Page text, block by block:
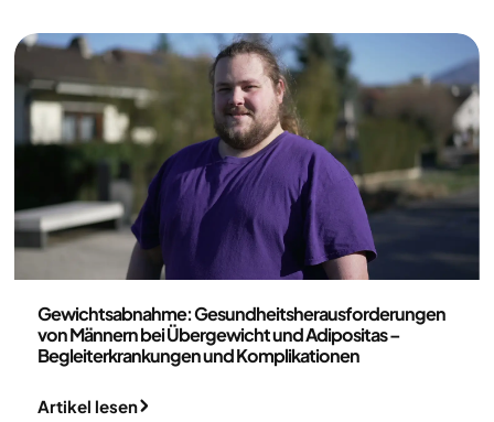
Gewichtsabnahme: Gesundheitsherausforderungen
von Männern bei Übergewicht und Adipositas –
Begleiterkrankungen und Komplikationen
Artikel lesen